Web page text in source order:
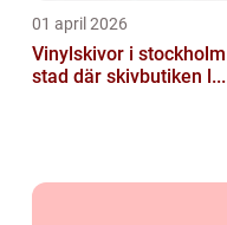
01 april 2026
Vinylskivor i stockholm en
stad där skivbutiken l...